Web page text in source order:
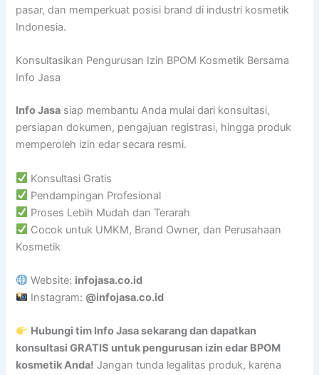
pasar, dan memperkuat posisi brand di industri kosmetik
Indonesia.
Konsultasikan Pengurusan Izin BPOM Kosmetik Bersama
Info Jasa
Info Jasa siap membantu Anda mulai dari konsultasi,
persiapan dokumen, pengajuan registrasi, hingga produk
memperoleh izin edar secara resmi.
Konsultasi Gratis
Pendampingan Profesional
Proses Lebih Mudah dan Terarah
Cocok untuk UMKM, Brand Owner, dan Perusahaan
Kosmetik
Website: infojasa.co.id
Instagram: @infojasa.co.id
Hubungi tim Info Jasa sekarang dan dapatkan
konsultasi GRATIS untuk pengurusan izin edar BPOM
kosmetik Anda! Jangan tunda legalitas produk, karena